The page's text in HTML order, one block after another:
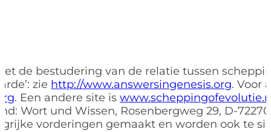
de bestudering van de relatie tussen
zie http://www.answersingenesis.org. Voor
. Een andere site is
Wort und Wissen, Rosenbergweg 29, D-
vorderingen gemaakt en worden ook te